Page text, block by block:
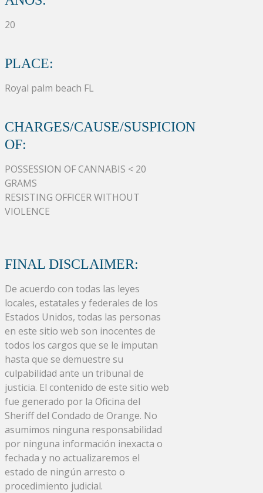
20
PLACE:
Royal palm beach FL
CHARGES/CAUSE/SUSPICION
OF:
POSSESSION OF CANNABIS < 20
GRAMS
RESISTING OFFICER WITHOUT
VIOLENCE
FINAL DISCLAIMER:
De acuerdo con todas las leyes
locales, estatales y federales de los
Estados Unidos, todas las personas
en este sitio web son inocentes de
todos los cargos que se le imputan
hasta que se demuestre su
culpabilidad ante un tribunal de
justicia. El contenido de este sitio web
fue generado por la Oficina del
Sheriff del Condado de Orange. No
asumimos ninguna responsabilidad
por ninguna información inexacta o
fechada y no actualizaremos el
estado de ningún arresto o
procedimiento judicial.